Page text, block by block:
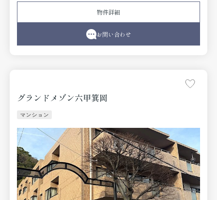
た設備を備え付けています。全居室フローリングのため、
床掃除がしやすくなっています。周辺に2駅あるので電車通
勤しやすいです。一口コンロが付いています。神戸市中央
区や東海道本線灘付近での楽しい暮らしがあなたを待って
います。素敵なお部屋を私達と一緒に見つけるために、ま
物件詳細
お問い合わせ
グランドメゾン六甲箕岡
マンション